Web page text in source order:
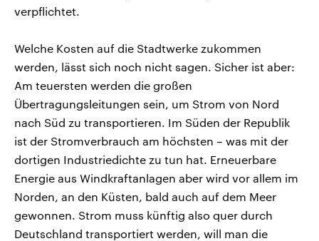
verpflichtet.
Welche Kosten auf die Stadtwerke zukommen
werden, lässt sich noch nicht sagen. Sicher ist aber:
Am teuersten werden die großen
Übertragungsleitungen sein, um Strom von Nord
nach Süd zu transportieren. Im Süden der Republik
ist der Stromverbrauch am höchsten – was mit der
dortigen Industriedichte zu tun hat. Erneuerbare
Energie aus Windkraftanlagen aber wird vor allem im
Norden, an den Küsten, bald auch auf dem Meer
gewonnen. Strom muss künftig also quer durch
Deutschland transportiert werden, will man die